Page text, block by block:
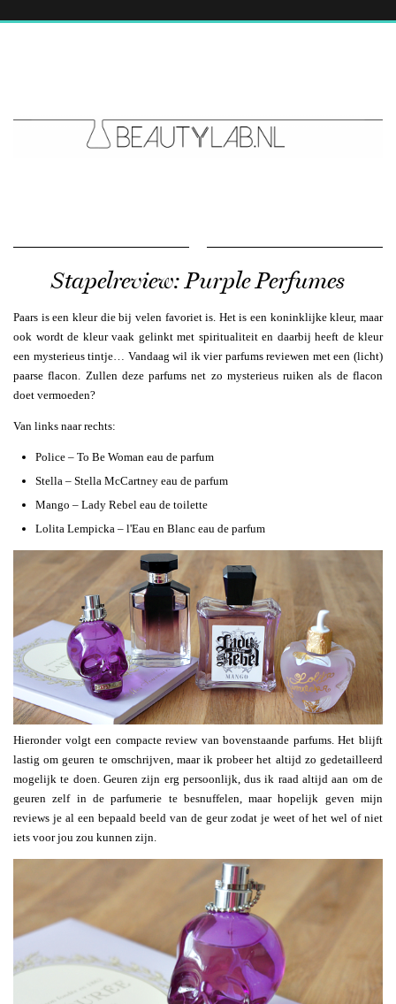
Stapelreview: Purple Perfumes
Paars is een kleur die bij velen favoriet is. Het is een koninklijke kleur, maar
ook wordt de kleur vaak gelinkt met spiritualiteit en daarbij heeft de kleur
een mysterieus tintje… Vandaag wil ik vier parfums reviewen met een (licht)
paarse flacon. Zullen deze parfums net zo mysterieus ruiken als de flacon
doet vermoeden?
Van links naar rechts:
Police – To Be Woman eau de parfum
Stella – Stella McCartney eau de parfum
Mango – Lady Rebel eau de toilette
Lolita Lempicka – l'Eau en Blanc eau de parfum
Hieronder volgt een compacte review van bovenstaande parfums. Het blijft
lastig om geuren te omschrijven, maar ik probeer het altijd zo gedetailleerd
mogelijk te doen. Geuren zijn erg persoonlijk, dus ik raad altijd aan om de
geuren zelf in de parfumerie te besnuffelen, maar hopelijk geven mijn
reviews je al een bepaald beeld van de geur zodat je weet of het wel of niet
iets voor jou zou kunnen zijn.